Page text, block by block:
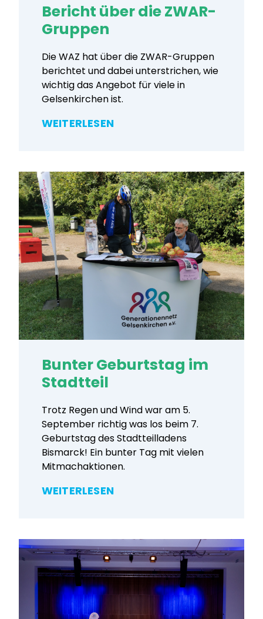
Bericht über die ZWAR-
Gruppen
Die WAZ hat über die ZWAR-Gruppen
berichtet und dabei unterstrichen, wie
wichtig das Angebot für viele in
Gelsenkirchen ist.
WEITERLESEN
Bunter Geburtstag im
Stadtteil
Trotz Regen und Wind war am 5.
September richtig was los beim 7.
Geburtstag des Stadtteilladens
Bismarck! Ein bunter Tag mit vielen
Mitmachaktionen.
WEITERLESEN